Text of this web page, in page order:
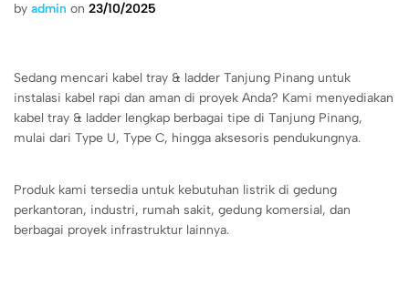
by admin on 23/10/2025
Sedang mencari kabel tray & ladder Tanjung Pinang untuk
instalasi kabel rapi dan aman di proyek Anda? Kami menyediakan
kabel tray & ladder lengkap berbagai tipe di Tanjung Pinang,
mulai dari Type U, Type C, hingga aksesoris pendukungnya.
Produk kami tersedia untuk kebutuhan listrik di gedung
perkantoran, industri, rumah sakit, gedung komersial, dan
berbagai proyek infrastruktur lainnya.